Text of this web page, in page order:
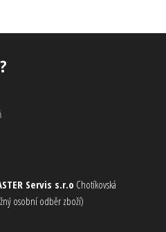
Servis s.r.o Chotíkovská
osobní odběr zboží)